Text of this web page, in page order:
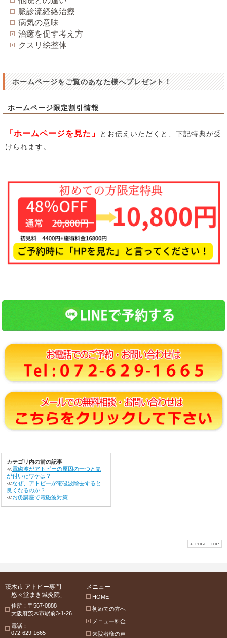
脈診流経絡治療
病気の意味
治癒を促す考え方
クスリ絵整体
ホームページをご覧のあなた様へプレゼント！
ホームページ限定割引情報
「ホームページを見た」
とお伝えいただくと、下記特典が受
けられます。
カテゴリ内の前の記事
≪電磁波がアトピーの原因の一つと気
が付いたワケは？
≪なぜ、アトピーが電磁波除去すると
良くなるのか？
≪お灸講座で電磁波対策
茨木市 アトピー専門
「悠々堂まき鍼灸院」
住所：〒567-0888
大阪府茨木市駅前3-1-26
電話：
072-629-1665
メニュー
HOME
初めての方へ
メニュー料金
来院者様の声